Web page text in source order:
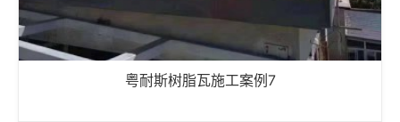
粤耐斯树脂瓦施工案例7